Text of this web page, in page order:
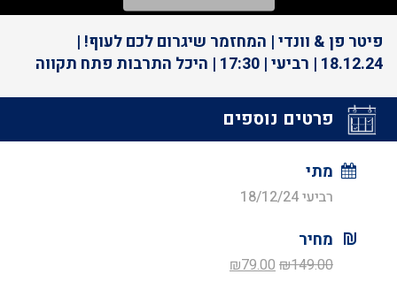
פיטר פן & וונדי | המחזמר שיגרום לכם לעוף! |
18.12.24 | רביעי | 17:30 | היכל התרבות פתח תקווה
פרטים נוספים
מתי
רביעי 18/12/24
מחיר
₪149.00
המחיר₪79.00